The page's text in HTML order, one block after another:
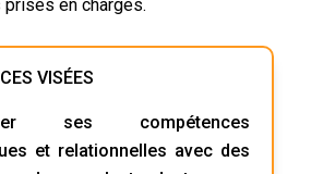
prises en charges.
VISÉES
ses compétences
et relationnelles avec des